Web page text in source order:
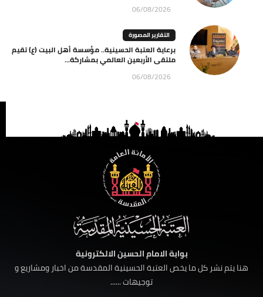
06/08/2026
التقارير المصورة
برعاية العتبة الحسينية.. مؤسسة أهل البيت (ع) تقيم
ملتقى الأربعين العالمي بمشاركة...
06/08/2026
بوابة الامام الحسين الالكترونية
هنا يتم نشر كل ما يخص العتبة الحسينية المقدسة من اخبار ومشاريع و
توجيهات ......